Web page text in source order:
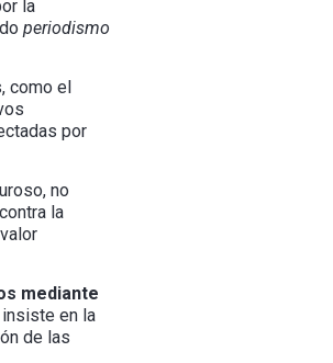
la
periodismo
como el
por
no
la
mediante
en la
de las